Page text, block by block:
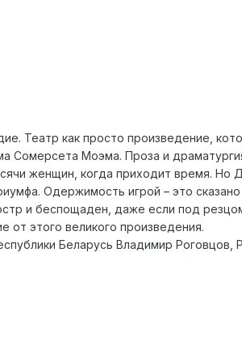
Театр как просто произведение,
Сомерсета Моэма. Проза и
женщин, когда приходит время. Но
Одержимость игрой – это сказано
и беспощаден, даже если под
от этого великого произведения.
Беларусь Владимир Роговцов,